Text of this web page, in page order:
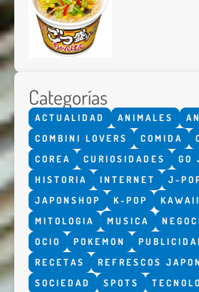
Categorías
ACTUALIDAD ANIMALES
COMBINI LOVERS
COMIDA
COREA
CURIOSIDADES
GO
HISTORIA
INTERNET J-
JAPONSHOP
K-POP KAWAII
MITOLOGIA
MUSICA
OCIO
POKEMON
RECETAS
REFRESCOS
SOCIEDAD
SPOTS